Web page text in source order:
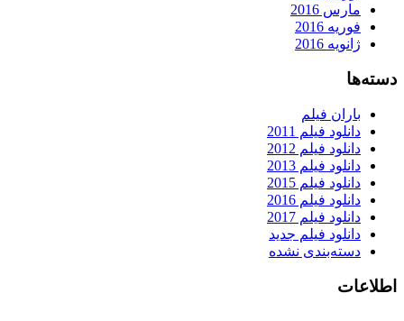
مارس 2016
فوریه 2016
ژانویه 2016
دسته‌ها
باران فیلم
دانلود فیلم 2011
دانلود فیلم 2012
دانلود فیلم 2013
دانلود فیلم 2015
دانلود فیلم 2016
دانلود فیلم 2017
دانلود فیلم جدید
دسته‌بندی نشده
اطلاعات